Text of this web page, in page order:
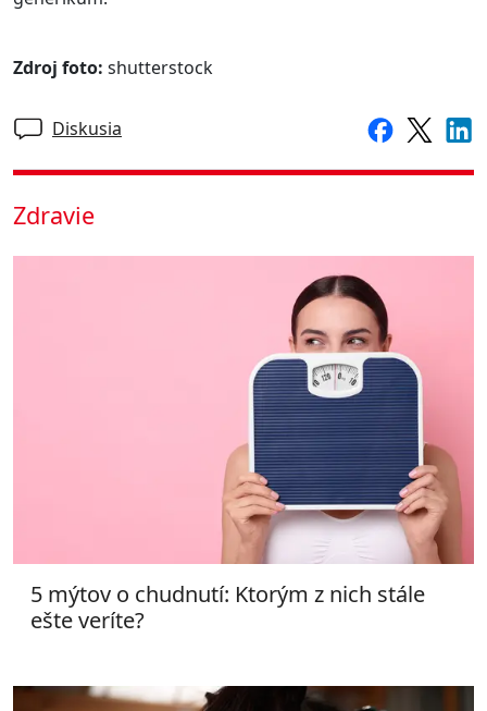
Zdroj foto: shutterstock
Diskusia
Zdravie
5 mýtov o chudnutí: Ktorým z nich stále
ešte veríte?